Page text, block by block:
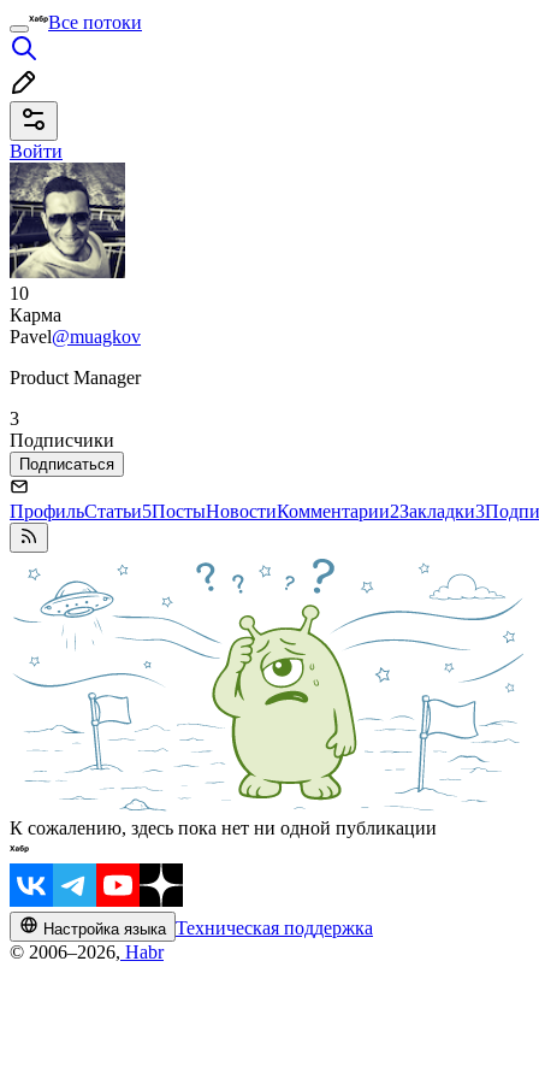
Все потоки
Войти
10
Карма
Pavel@muagkov
Product Manager
3
Подписчики
Подписаться
ПрофильСтатьи5ПостыНовостиКомментарии2Закладки3
К сожалению, здесь пока нет ни одной публикации
Настройка языка Техническая поддержка
© 2006–2026, Habr